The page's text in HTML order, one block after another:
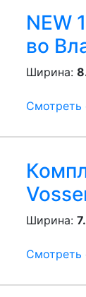
NEW
во
Ширина:
Смотреть
Ширина:
Смотреть